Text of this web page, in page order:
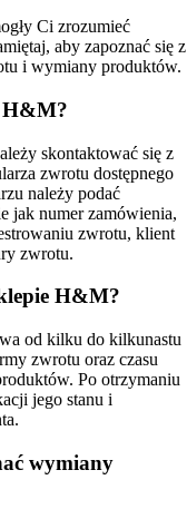
Ci zrozumieć
aby zapoznać się z
i wymiany produktów.
H&M?
skontaktować się z
zwrotu dostępnego
należy podać
jak numer zamówienia,
zwrotu, klient
zwrotu.
H&M?
od kilku do kilkunastu
zwrotu oraz czasu
Po otrzymaniu
jego stanu i
wymiany